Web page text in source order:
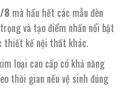
8 mà hầu hết các mẫu đèn
và tạo điểm nhấn nổi bật
thiết kế nội thất khác.
loại cao cấp có khả năng
thời gian nếu vệ sinh đúng